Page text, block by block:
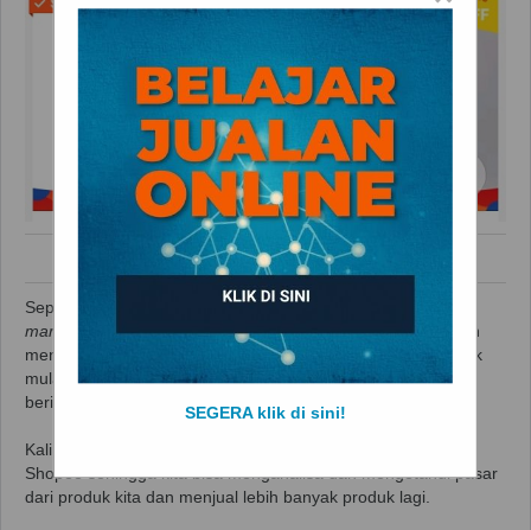
Penjelasan Fitur Jualan Shopee
Seperti yang kita ketahui bahwa Shopee adalah salah satu
marketplaceraksasa di Indonesia. Berjualan di Shopee akan
menjadi salah satu ruang mengembangkan bisnis kita. Untuk
mulai berjualan di Shopee, anda bisa membaca panduan
berikut:
Cara Mulai Berjualan di Shopee.
Kali ini saya akan menjelaskan beberapa fitur berjualan di
Shopee sehingga kita bisa menganalisa dan mengetahui pasar
dari produk kita dan menjual lebih banyak produk lagi.
SEGERA klik di sini!